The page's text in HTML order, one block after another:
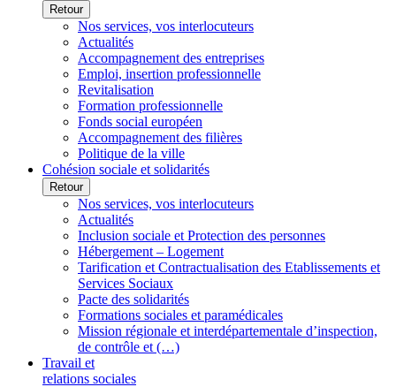
Retour
Nos services, vos interlocuteurs
Actualités
Accompagnement des entreprises
Emploi, insertion professionnelle
Revitalisation
Formation professionnelle
Fonds social européen
Accompagnement des filières
Politique de la ville
Cohésion sociale et solidarités
Retour
Nos services, vos interlocuteurs
Actualités
Inclusion sociale et Protection des personnes
Hébergement – Logement
Tarification et Contractualisation des Etablissements et
Services Sociaux
Pacte des solidarités
Formations sociales et paramédicales
Mission régionale et interdépartementale d’inspection,
de contrôle et (…)
Travail et
relations sociales